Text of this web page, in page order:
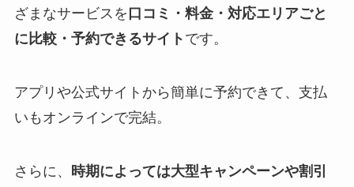
ざまなサービスを 口コミ・料金・対応エリアごと
に比較・予約できるサイト です。
アプリや公式サイトから簡単に予約できて、支払
いもオンラインで完結。
さらに、 時期によっては大型キャンペーンや割引